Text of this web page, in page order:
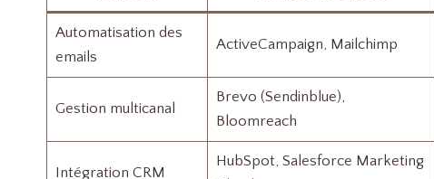
Automatisation des
emails
ActiveCampaign, Mailchimp
Gestion multicanal
Brevo (Sendinblue),
Bloomreach
Intégration CRM
HubSpot, Salesforce Marketing